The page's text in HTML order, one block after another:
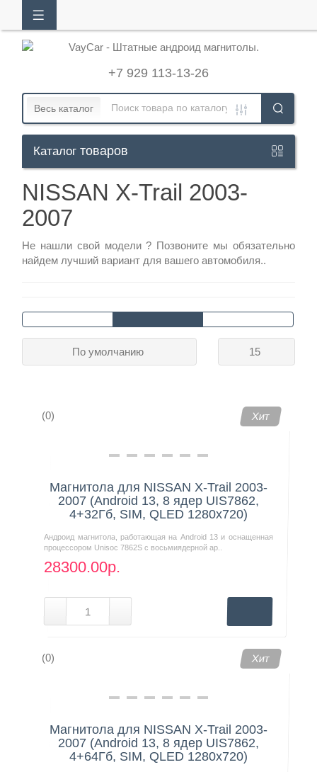
ТОВАРОВ
113-
13-
работы
Контакты
+7 929 113-13-26
Весь каталог
Каталог товаров
NISSAN X-Trail 2003-
2007
Не нашли свой модели ? Позвоните мы обязательно
найдем лучший вариант для вашего автомобиля..
15
По умолчанию
(0) Хит
Магнитола для NISSAN X-Trail 2003-
2007 (Android 13, 8 ядер UIS7862,
4+32Гб, SIM, QLED 1280x720)
Андроид магнитола, работающая на Android 13 и оснащенная
процессором Unisoc 7862S с восьмиядерной ар..
28300.00р.
(0) Хит
Магнитола для NISSAN X-Trail 2003-
2007 (Android 13, 8 ядер UIS7862,
4+64Гб, SIM, QLED 1280x720)